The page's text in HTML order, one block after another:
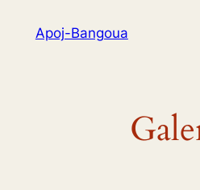
Apoj-Bangoua